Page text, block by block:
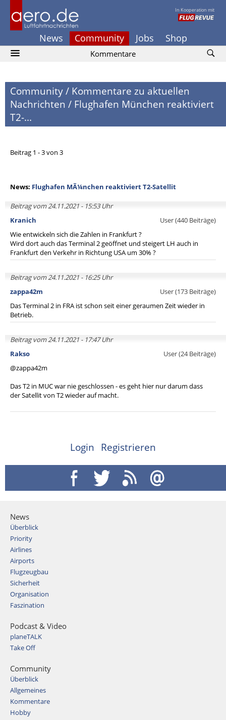
In Kooperation mit
News Community Jobs Shop
Kommentare
Community/ Kommentare zu aktuellen
Nachrichten / Flughafen München reaktiviert
T2-...
Beitrag 1 - 3 von 3
News: Flughafen MÃ¼nchen reaktiviert T2-Satellit
Beitrag vom 24.11.2021 - 15:53 Uhr
Kranich
User (440 Beiträge)
Wie entwickeln sich die Zahlen in Frankfurt ?
Wird dort auch das Terminal 2 geöffnet und steigert LH auch in
Frankfurt den Verkehr in Richtung USA um 30% ?
Beitrag vom 24.11.2021 - 16:25 Uhr
zappa42m
User (173 Beiträge)
Das Terminal 2 in FRA ist schon seit einer geraumen Zeit wieder in
Betrieb.
Beitrag vom 24.11.2021 - 17:47 Uhr
Rakso
User (24 Beiträge)
@zappa42m
Das T2 in MUC war nie geschlossen - es geht hier nur darum dass
der Satellit von T2 wieder auf macht.
Login Registrieren
News
Überblick
Priority
Airlines
Airports
Flugzeugbau
Sicherheit
Organisation
Faszination
Podcast & Video
planeTALK
Take Off
Community
Überblick
Allgemeines
Kommentare
Hobby